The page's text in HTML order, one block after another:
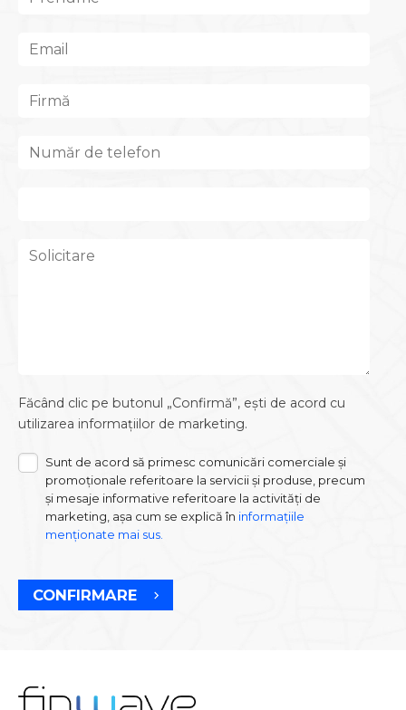
Făcând clic pe butonul „Confirmă”, ești de acord cu
utilizarea informațiilor de marketing.
Sunt de acord să primesc comunicări comerciale și
promoționale referitoare la servicii și produse, precum
și mesaje informative referitoare la activități de
marketing, așa cum se explică în informațiile
menționate mai sus.
CONFIRMARE